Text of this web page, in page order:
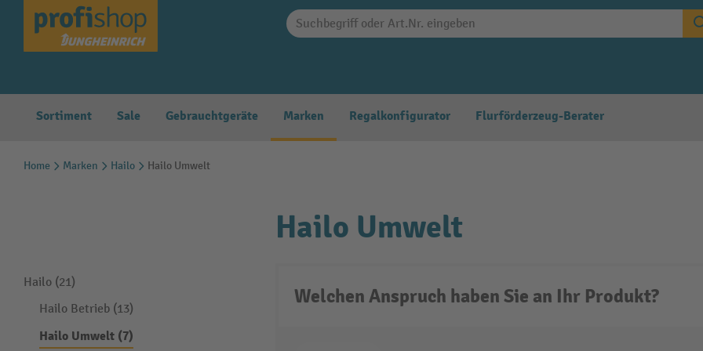
Zur Hauptnavigation springen
Sortiment Sale Gebrauchtgeräte Marken Regalkonfigurator Flurförderzeug-Berater
Home Marken Hailo Hailo Umwelt
Hailo (21)
Hailo Betrieb (13)
Hailo Umwelt (7)
Hailo Umwelt
Welchen Anspruch haben Sie an Ihr Produkt?